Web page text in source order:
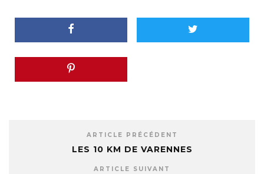
ARTICLE PRÉCÉDENT
LES 10 KM DE VARENNES
ARTICLE SUIVANT